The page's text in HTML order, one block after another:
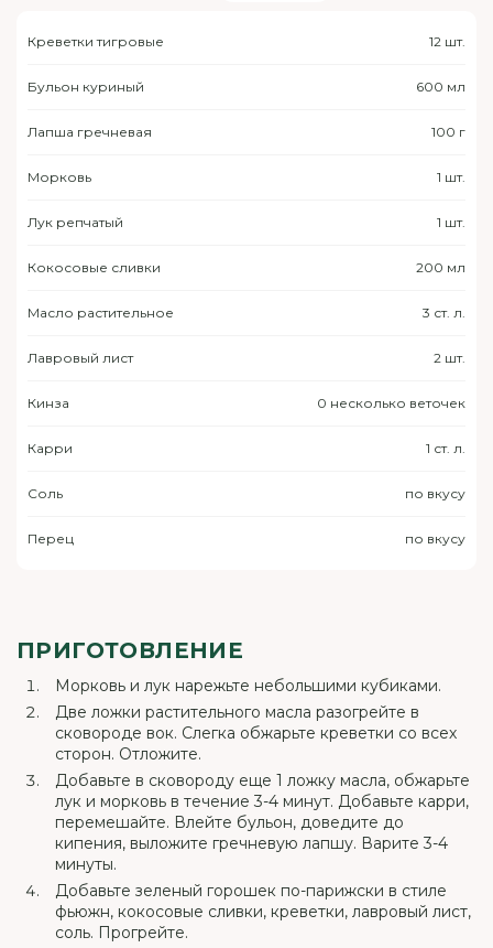
Креветки тигровые 12 шт.
Бульон куриный 600 мл
Лапша гречневая 100 г
Морковь 1 шт.
Лук репчатый 1 шт.
Кокосовые сливки 200 мл
Масло растительное 3 ст. л.
Лавровый лист 2 шт.
Кинза 0 несколько веточек
Карри 1 ст. л.
Соль по вкусу
Перец по вкусу
ПРИГОТОВЛЕНИЕ
Морковь и лук нарежьте небольшими кубиками.
Две ложки растительного масла разогрейте в
сковороде вок. Слегка обжарьте креветки со всех
сторон. Отложите.
Добавьте в сковороду еще 1 ложку масла, обжарьте
лук и морковь в течение 3-4 минут. Добавьте карри,
перемешайте. Влейте бульон, доведите до
кипения, выложите гречневую лапшу. Варите 3-4
минуты.
Добавьте зеленый горошек по-парижски в стиле
фьюжн, кокосовые сливки, креветки, лавровый лист,
соль. Прогрейте.